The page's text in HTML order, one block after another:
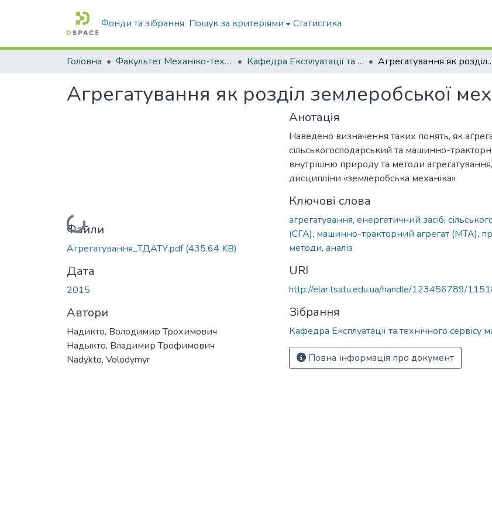
Фонди та зібрання Пошук за критеріями Статистика
Головна Факультет Механіко-технологічний Кафедра Експлуатації та технічного сервісу машин Агрегатування як
Агрегатування як розділ землеробської
Вантажиться...
Файли
Агрегатування_ТДАТУ.pdf(435.64 KB)
Дата
2015
Автори
Надикто, Володимир Трохимович
Надыкто, Владимир Трофимович
Nadykto, Volodymyr
Анотація
Наведено визначення таких понять, як
сільськогосподарський та машинно-
внутрішню природу та методи
дисципліни «землеробська механіка»
Ключові слова
агрегатування, енергетичний засіб,
(СГА), машинно-тракторний агрегат (МТА),
методи, аналіз
URI
http://elar.tsatu.edu.ua/handle/123456789/
Зібрання
Кафедра Експлуатації та технічного сервісу
Повна інформація про документ